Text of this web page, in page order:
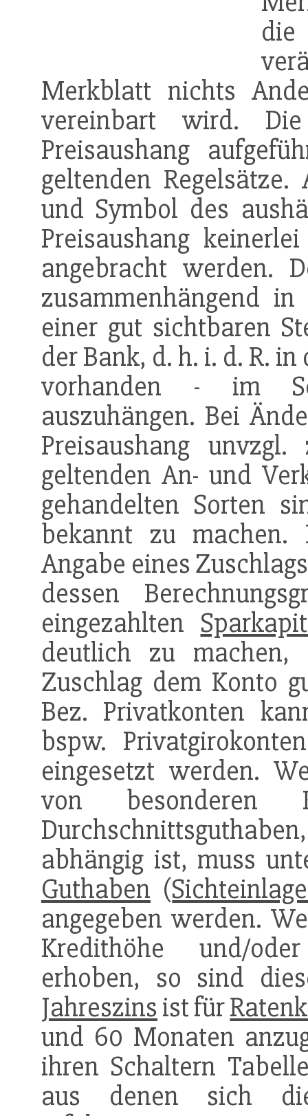
Merkblatt nichts
vereinbart wird.
Preisaushang
geltenden Regelsätze.
und Symbol des
Preisaushang
angebracht werden.
zusammenhängend
einer gut sichtbaren
der Bank, d. h. i. d. R.
vorhanden - im
auszuhängen. Bei
Preisaushang
geltenden An- und
gehandelten Sorten
bekannt zu
Angabe eines
dessen
eingezahlten
deutlich zu
Zuschlag dem Konto
Bez. Privatkonten
bspw.
eingesetzt werden.
von besonderen
abhängig ist, muss
Guthaben (
angegeben werden.
Kredithöhe und/
erhoben, so sind
Jahreszins ist für
und 60 Monaten
ihren Schaltern
aus denen sich